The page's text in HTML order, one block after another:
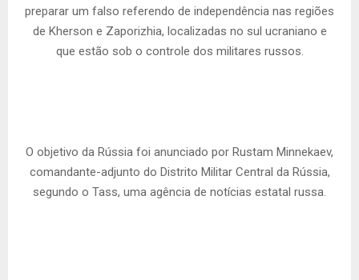
preparar um falso referendo de independência nas regiões
de Kherson e Zaporizhia, localizadas no sul ucraniano e
que estão sob o controle dos militares russos.
O objetivo da Rússia foi anunciado por Rustam Minnekaev,
comandante-adjunto do Distrito Militar Central da Rússia,
segundo o Tass, uma agência de notícias estatal russa.